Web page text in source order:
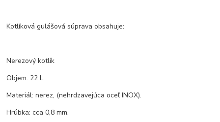
Kotlíková gulášová súprava obsahuje:
Nerezový kotlík
Objem: 22 L.
Materiál: nerez, (nehrdzavejúca oceľ INOX).
Hrúbka: cca 0,8 mm.